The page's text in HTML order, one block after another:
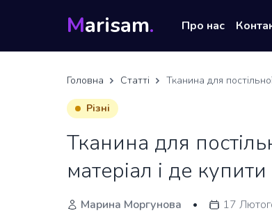
Marisam. Про нас
Головна Статті Тканина для
Різні
Тканина для
матеріал і де
Марина Моргунова • 17